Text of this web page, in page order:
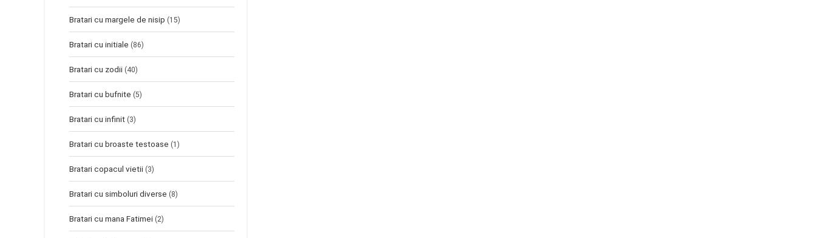
Bratari cu margele de nisip (15)
Bratari cu initiale (86)
Bratari cu zodii (40)
Bratari cu bufnite (5)
Bratari cu infinit (3)
Bratari cu broaste testoase (1)
Bratari copacul vietii (3)
Bratari cu simboluri diverse (8)
Bratari cu mana Fatimei (2)